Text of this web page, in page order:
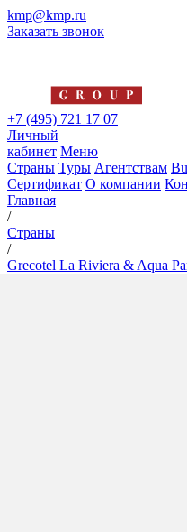
kmp@kmp.ru
Заказать звонок
+7 (495) 721 17 07
Личный
кабинет Меню
Страны Туры Агентствам
Сертификат О компании
Главная
/
Страны
/
Grecotel La Riviera & Aqua